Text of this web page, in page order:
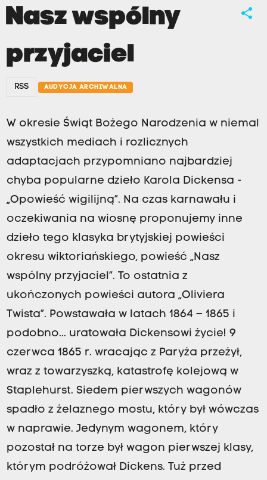
share
Nasz wspólny
przyjaciel
RSS AUDYCJA ARCHIWALNA
W okresie Świąt Bożego Narodzenia w niemal
wszystkich mediach i rozlicznych
adaptacjach przypomniano najbardziej
chyba popularne dzieło Karola Dickensa -
„Opowieść wigilijną”. Na czas karnawału i
oczekiwania na wiosnę proponujemy inne
dzieło tego klasyka brytyjskiej powieści
okresu wiktoriańskiego, powieść „Nasz
wspólny przyjaciel”. To ostatnia z
ukończonych powieści autora „Oliviera
Twista”. Powstawała w latach 1864 – 1865 i
podobno... uratowała Dickensowi życie! 9
czerwca 1865 r. wracając z Paryża przeżył,
wraz z towarzyszką, katastrofę kolejową w
Staplehurst. Siedem pierwszych wagonów
spadło z żelaznego mostu, który był wówczas
w naprawie. Jedynym wagonem, który
pozostał na torze był wagon pierwszej klasy,
którym podróżował Dickens. Tuż przed